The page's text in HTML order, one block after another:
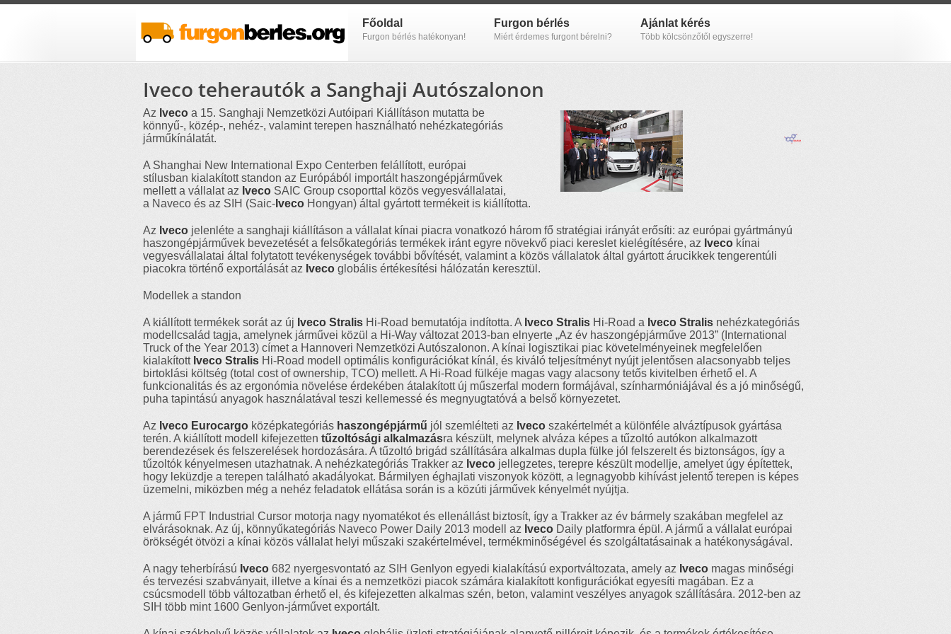
Főoldal
Furgon bérlés hatékonyan!
Furgon bérlés
Miért érdemes furgont bérelni?
Ajánlat kérés
Több kölcsönzőtől egyszerre!
Iveco teherautók a Sanghaji Autószalonon
Az Iveco a 15. Sanghaji Nemzetközi Autóipari Kiállításon mutatta be
könnyű-, közép-, nehéz-, valamint terepen használható nehézkategóriás
járműkínálatát.
A Shanghai New International Expo Centerben felállított, európai
stílusban kialakított standon az Európából importált haszongépjárművek
mellett a vállalat az Iveco SAIC Group csoporttal közös vegyesvállalatai,
a Naveco és az SIH (Saic- Iveco Hongyan) által gyártott termékeit is kiállította.
Az Iveco jelenléte a sanghaji kiállításon a vállalat kínai piacra vonatkozó három fő stratégiai irányát erősíti: az európai gyártmányú
haszongépjárművek bevezetését a felsőkategóriás termékek iránt egyre növekvő piaci kereslet kielégítésére, az Iveco kínai
vegyesvállalatai által folytatott tevékenységek további bővítését, valamint a közös vállalatok által gyártott árucikkek tengerentúli
piacokra történő exportálását az Iveco globális értékesítési hálózatán keresztül.
Modellek a standon
A kiállított termékek sorát az új Iveco Stralis Hi-Road bemutatója indította. A Iveco Stralis Hi-Road a Iveco Stralis nehézkategóriás
modellcsalád tagja, amelynek járművei közül a Hi-Way változat 2013-ban elnyerte „Az év haszongépjárműve 2013” (International
Truck of the Year 2013) címet a Hannoveri Nemzetközi Autószalonon. A kínai logisztikai piac követelményeinek megfelelően
kialakított Iveco Stralis Hi-Road modell optimális konfigurációkat kínál, és kiváló teljesítményt nyújt jelentősen alacsonyabb teljes
birtoklási költség (total cost of ownership, TCO) mellett. A Hi-Road fülkéje magas vagy alacsony tetős kivitelben érhető el. A
funkcionalitás és az ergonómia növelése érdekében átalakított új műszerfal modern formájával, színharmóniájával és a jó minőségű,
puha tapintású anyagok használatával teszi kellemessé és megnyugtatóvá a belső környezetet.
Az Iveco Eurocargo középkategóriás haszongépjármű jól szemlélteti az Iveco szakértelmét a különféle alváztípusok gyártása
terén. A kiállított modell kifejezetten tűzoltósági alkalmazásra készült, melynek alváza képes a tűzoltó autókon alkalmazott
berendezések és felszerelések hordozására. A tűzoltó brigád szállítására alkalmas dupla fülke jól felszerelt és biztonságos, így a
tűzoltók kényelmesen utazhatnak. A nehézkategóriás Trakker az Iveco jellegzetes, terepre készült modellje, amelyet úgy építettek,
hogy leküzdje a terepen található akadályokat. Bármilyen éghajlati viszonyok között, a legnagyobb kihívást jelentő terepen is képes
üzemelni, miközben még a nehéz feladatok ellátása során is a közúti járművek kényelmét nyújtja.
A jármű FPT Industrial Cursor motorja nagy nyomatékot és ellenállást biztosít, így a Trakker az év bármely szakában megfelel az
elvárásoknak. Az új, könnyűkategóriás Naveco Power Daily 2013 modell az Iveco Daily platformra épül. A jármű a vállalat európai
örökségét ötvözi a kínai közös vállalat helyi műszaki szakértelmével, termékminőségével és szolgáltatásainak a hatékonyságával.
A nagy teherbírású Iveco 682 nyergesvontató az SIH Genlyon egyedi kialakítású exportváltozata, amely az Iveco magas minőségi
és tervezési szabványait, illetve a kínai és a nemzetközi piacok számára kialakított konfigurációkat egyesíti magában. Ez a
csúcsmodell több változatban érhető el, és kifejezetten alkalmas szén, beton, valamint veszélyes anyagok szállítására. 2012-ben az
SIH több mint 1600 Genlyon-járművet exportált.